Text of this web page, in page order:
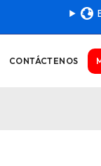
CONTÁCTENOS